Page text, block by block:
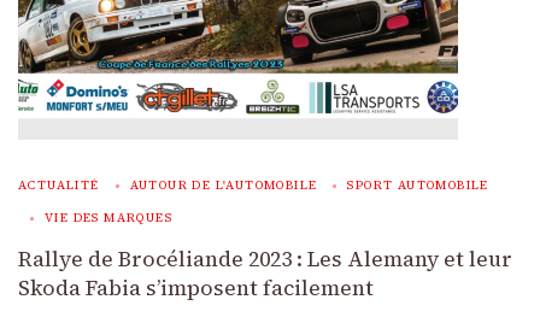
ACTUALITÉ AUTOUR DE L'AUTOMOBILE SPORT AUTOMOBILE
VIE DES MARQUES
Rallye de Brocéliande 2023 : Les Alemany et leur
Skoda Fabia s’imposent facilement